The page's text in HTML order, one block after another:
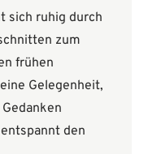
sich ruhig durch
zum
frühen
Gelegenheit,
den